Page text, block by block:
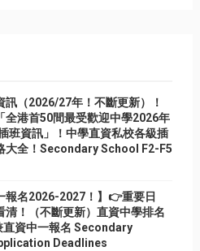
訊（2026/27年！不斷更新）！
全港首50間最受歡迎中學2026年
班資訊」！中學直資私校各級插
大全！Secondary School F2-F5
報名2026-2027！】👉重要日
清！（不斷更新）直資中學排名
直資中一報名 Secondary
Deadlines